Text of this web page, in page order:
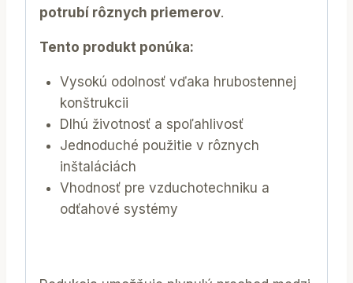
potrubí rôznych priemerov.
Tento produkt ponúka:
Vysokú odolnosť vďaka hrubostennej
konštrukcii
Dlhú životnosť a spoľahlivosť
Jednoduché použitie v rôznych
inštaláciách
Vhodnosť pre vzduchotechniku a
odťahové systémy